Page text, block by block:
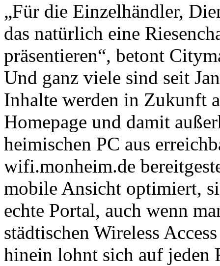
„Für die Einzelhändler,
das natürlich eine
präsentieren“, betont
Und ganz viele sind seit
Inhalte werden in Zukunft
Homepage und damit
heimischen PC aus
wifi.monheim.de
mobile Ansicht optimiert,
echte Portal, auch wenn
städtischen Wireless
hinein lohnt sich auf jeden